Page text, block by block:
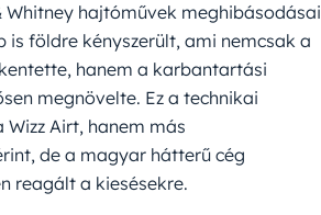
Whitney hajtóművek meghibásodásai
földre kényszerült, ami nemcsak a
hanem a karbantartási
megnövelte. Ez a technikai
Airt, hanem más
de a magyar hátterű cég
reagált a kiesésekre.